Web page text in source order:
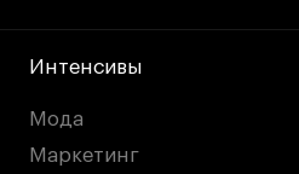
Интенсивы
Мода
Маркетинг